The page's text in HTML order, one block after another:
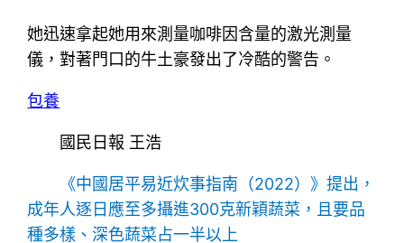
她迅速拿起她用來測量咖啡因含量的激光測量
儀，對著門口的牛土豪發出了冷酷的警告。
包養
國民日報 王浩
《中國居平易近炊事指南（2022）》提出，
成年人逐日應至多攝進300克新穎蔬菜，且要品
種多樣、深色蔬菜占一半以上